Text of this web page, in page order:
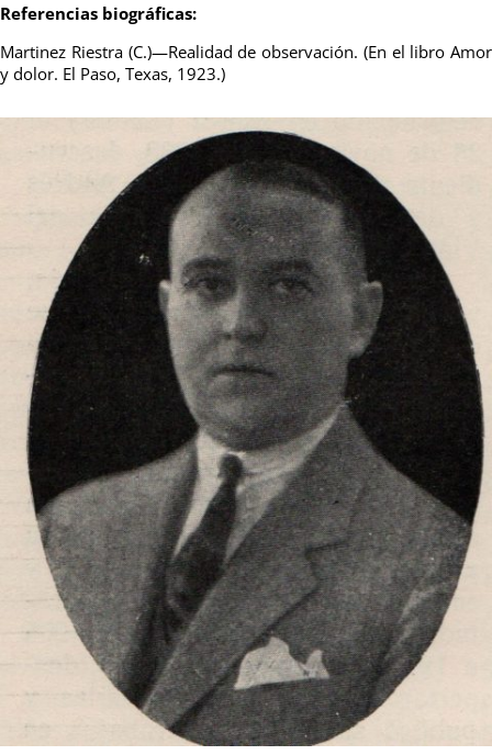
Referencias biográficas:
Martinez Riestra (C.)—Realidad de observación. (En el libro Amor
y dolor. El Paso, Texas, 1923.)